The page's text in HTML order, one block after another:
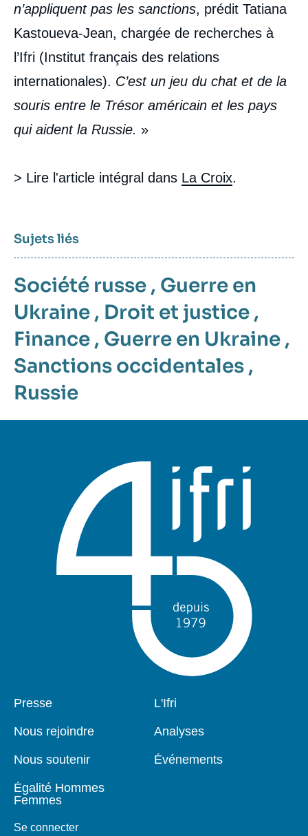
n’appliquent pas les sanctions, prédit Tatiana
Kastoueva-Jean, chargée de recherches à
l’Ifri (Institut français des relations
internationales). C’est un jeu du chat et de la
souris entre le Trésor américain et les pays
qui aident la Russie. »
> Lire l'article intégral dans La Croix.
Sujets liés
Société russe , Guerre en
Ukraine , Droit et justice ,
Finance , Guerre en Ukraine ,
Sanctions occidentales ,
Russie
Pied
Presse
Nous rejoindre
Nous soutenir
Égalité Hommes
Femmes
Se connecter
Navigation
L'Ifri
Analyses
Événements